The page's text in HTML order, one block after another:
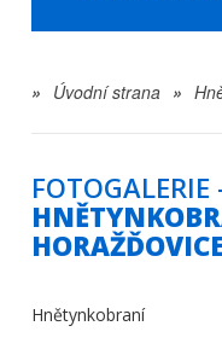
» Úvodní strana »
FOTOGALERIE
Hnětynkobraní